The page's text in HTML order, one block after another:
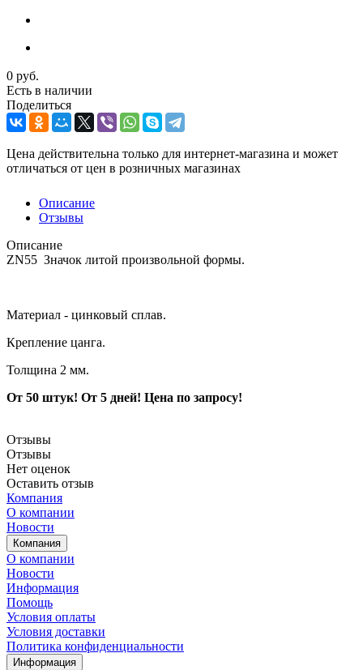
0 руб.
Есть в наличии
Поделиться
Цена действительна только для интернет-магазина и может
отличаться от цен в розничных магазинах
Описание
Отзывы
Описание
ZN55 Значок литой произвольной формы.
Материал - цинковый сплав.
Крепление цанга.
Толщина 2 мм.
От 50 штук! От 5 дней! Цена по запросу!
Отзывы
Отзывы
Нет оценок
Оставить отзыв
Компания
О компании
Новости
Компания
О компании
Новости
Информация
Помощь
Условия оплаты
Условия доставки
Политика конфиденциальности
Информация